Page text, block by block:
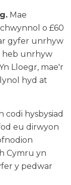
Mae
o £60
gyfer unrhyw
heb unrhyw
Lloegr, mae'r
hyd at
codi hysbysiad
eu dirwyon
Cymru yn
y pedwar